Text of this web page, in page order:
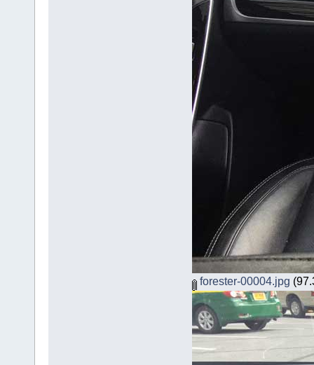
forester-00004.jpg